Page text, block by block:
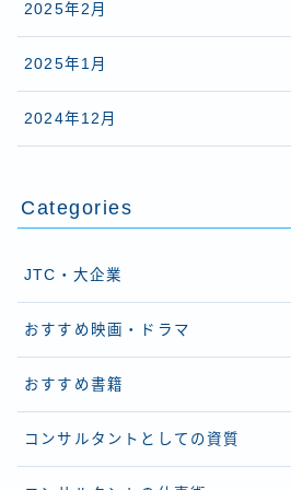
2025年2月
2025年1月
2024年12月
Categories
JTC・大企業
おすすめ映画・ドラマ
おすすめ書籍
コンサルタントとしての資質